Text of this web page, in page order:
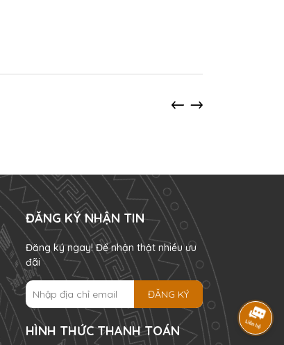
ĐĂNG KÝ NHẬN TIN
Đăng ký ngay! Để nhận thật nhiều ưu
đãi
ĐĂNG KÝ
HÌNH THỨC THANH TOÁN